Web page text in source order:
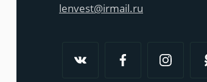
lenvest@irmail.ru